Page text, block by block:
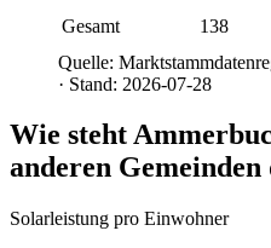
Gesamt
138
Quelle:
· Stand: 2026-07-28
Wie steht
anderen Gemeinden
Solarleistung pro Einwohner